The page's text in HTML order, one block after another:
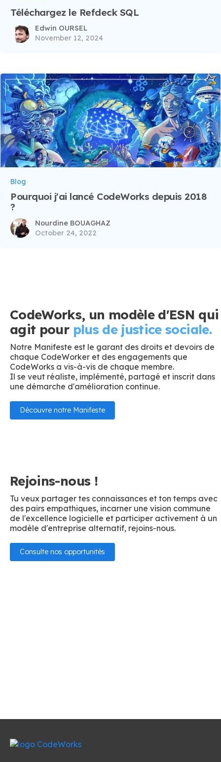
Téléchargez le Refdeck SQL
Edwin OURSEL
November 12, 2024
Blog
Pourquoi j'ai lancé CodeWorks depuis 2018
?
Nourdine BOUAGHAZ
October 24, 2022
CodeWorks, un modèle d'ESN qui
agit pour plus de justice sociale.
Notre Manifeste est le garant des droits et devoirs de
chaque CodeWorker et des engagements que
CodeWorks a vis-à-vis de chaque membre.
Il se veut réaliste, implémenté, partagé et inscrit dans
une démarche d'amélioration continue.
Découvre notre Manifeste
Rejoins-nous !
Tu veux partager tes connaissances et ton temps avec
des pairs empathiques, incarner une vision commune
de l'excellence logicielle et participer activement à un
modèle d'entreprise alternatif, rejoins-nous.
Consulte nos opportunités